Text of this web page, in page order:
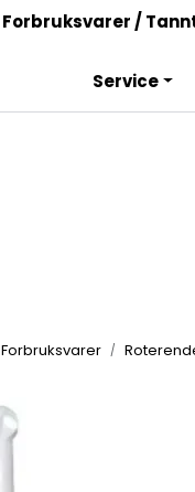
Bli
Forbruksvarer /
Service
Forbruksvarer